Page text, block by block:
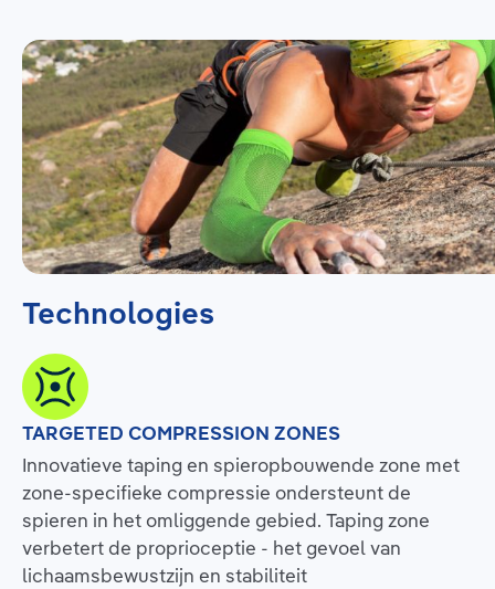
Technologies
TARGETED COMPRESSION ZONES
Innovatieve taping en spieropbouwende zone met
zone-specifieke compressie ondersteunt de
spieren in het omliggende gebied. Taping zone
verbetert de proprioceptie - het gevoel van
lichaamsbewustzijn en stabiliteit